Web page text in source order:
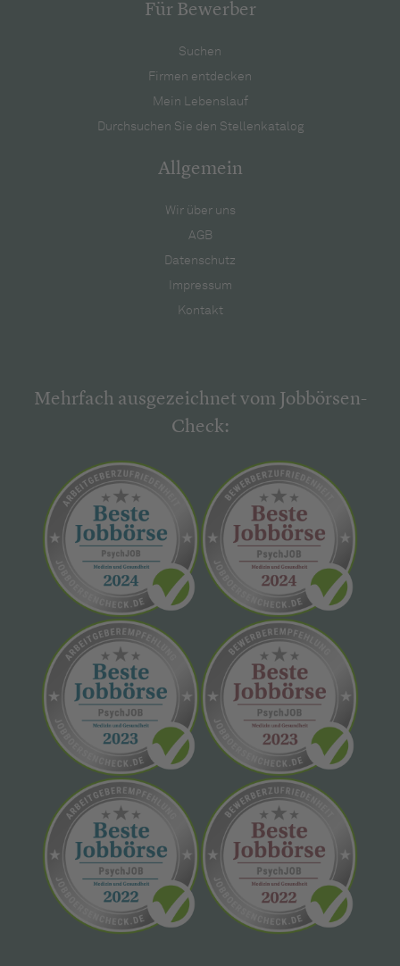
Für Bewerber
Suchen
Firmen entdecken
Mein Lebenslauf
Durchsuchen Sie den Stellenkatalog
Allgemein
Wir über uns
AGB
Datenschutz
Impressum
Kontakt
Mehrfach ausgezeichnet vom Jobbörsen-
Check: